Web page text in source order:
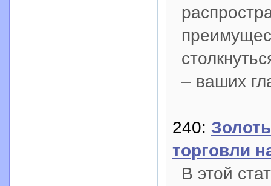
– ваших
240:
торговли
В этой